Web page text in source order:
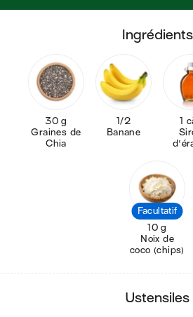
ingrédients
30 g
Graines de
Chia
1/2
Banane
1
Sirop
Facultatif
10 g
Noix de
coco (chips)
ustensiles